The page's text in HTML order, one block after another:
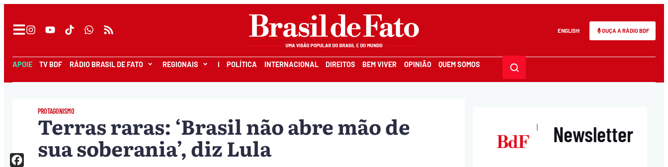
ENGLISH OUÇA A RÁDIO BDF
APOIE TV BDF RÁDIO BRASIL DE FATO REGIONAIS I POLÍTICA INTERNACIONAL DIREITOS BEM VIVER OPINIÃO QUEM SOMOS
PROTAGONISMO
Terras raras: ‘Brasil não abre mão de
sua soberania’, diz Lula
| Newsletter